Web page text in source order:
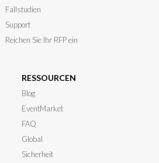
Fallstudien
Support
Reichen Sie Ihr RFP ein
RESSOURCEN
Blog
EventMarket
FAQ
Global
Sicherheit